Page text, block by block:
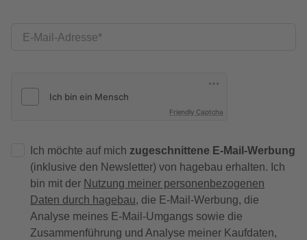
E-Mail-Adresse
Friendly Captcha
Ich möchte auf mich zugeschnittene E-Mail-Werbung
(inklusive den Newsletter) von hagebau erhalten. Ich
bin mit der Nutzung meiner personenbezogenen
Daten durch hagebau, die E-Mail-Werbung, die
Analyse meines E-Mail-Umgangs sowie die
Zusammenführung und Analyse meiner Kaufdaten,